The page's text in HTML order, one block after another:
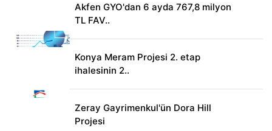
Akfen GYO'dan 6 ayda 767,8 milyon
TL FAV..
Konya Meram Projesi 2. etap
ihalesinin 2..
Zeray Gayrimenkul'ün Dora Hill
Projesi